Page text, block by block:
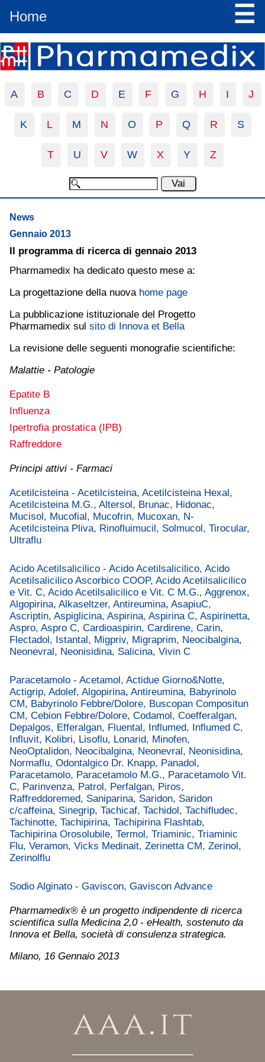
Home ☰
A B C D E F G H I J
K L M N O P Q R S
T U V W X Y Z
News
Gennaio 2013
Il programma di ricerca di gennaio 2013
Pharmamedix ha dedicato questo mese a:
La progettazione della nuova home page
La pubblicazione istituzionale del Progetto
Pharmamedix sul sito di Innova et Bella
La revisione delle seguenti monografie scientifiche:
Malattie - Patologie
Epatite B
Influenza
Ipertrofia prostatica (IPB)
Raffreddore
Principi attivi - Farmaci
Acetilcisteina - Acetilcisteina, Acetilcisteina Hexal,
Acetilcisteina M.G., Altersol, Brunac, Hidonac,
Mucisol, Mucofial, Mucofrin, Mucoxan, N-
Acetilcisteina Pliva, Rinofluimucil, Solmucol, Tirocular,
Ultraflu
Acido Acetilsalicilico - Acido Acetilsalicilico, Acido
Acetilsalicilico Ascorbico COOP, Acido Acetilsalicilico
e Vit. C, Acido Acetilsalicilico e Vit. C M.G., Aggrenox,
Algopirina, Alkaseltzer, Antireumina, AsapiuC,
Ascriptin, Aspiglicina, Aspirina, Aspirina C, Aspirinetta,
Aspro, Aspro C, Cardioaspirin, Cardirene, Carin,
Flectadol, Istantal, Migpriv, Migraprim, Neocibalgina,
Neonevral, Neonisidina, Salicina, Vivin C
Paracetamolo - Acetamol, Actidue Giorno&Notte,
Actigrip, Adolef, Algopirina, Antireumina, Babyrinolo
CM, Babyrinolo Febbre/Dolore, Buscopan Compositun
CM, Cebion Febbre/Dolore, Codamol, Coefferalgan,
Depalgos, Efferalgan, Fluental, Influmed, Influmed C,
Influvit, Kolibri, Lisoflu, Lonarid, Minofen,
NeoOptalidon, Neocibalgina, Neonevral, Neonisidina,
Normaflu, Odontalgico Dr. Knapp, Panadol,
Paracetamolo, Paracetamolo M.G., Paracetamolo Vit.
C, Parinvenza, Patrol, Perfalgan, Piros,
Raffreddoremed, Saniparina, Saridon, Saridon
c/caffeina, Sinegrip, Tachicaf, Tachidol, Tachifludec,
Tachinotte, Tachipirina, Tachipirina Flashtab,
Tachipirina Orosolubile, Termol, Triaminic, Triaminic
Flu, Veramon, Vicks Medinait, Zerinetta CM, Zerinol,
Zerinolflu
Sodio Alginato - Gaviscon, Gaviscon Advance
Pharmamedix® è un progetto indipendente di ricerca
scientifica sulla Medicina 2,0 - eHealth, sostenuto da
Innova et Bella, società di consulenza strategica.
Milano, 16 Gennaio 2013